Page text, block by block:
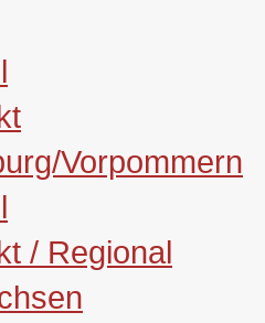
Vorpommern
/ Regional